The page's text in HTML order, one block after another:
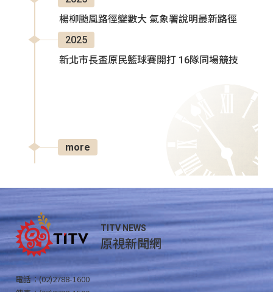
楊柳颱風路徑變數大 氣象署說明最新路徑
2025
新北市長盃原民籃球賽開打 16隊同場競技
more
TITV NEWS
原視新聞網
電話：(02)2788-1600